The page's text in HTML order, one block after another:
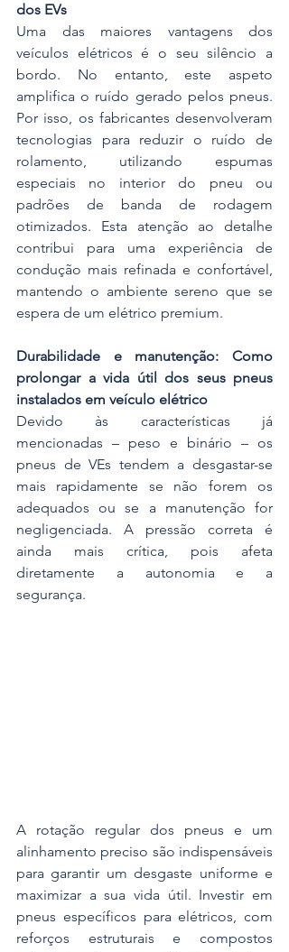
dos EVs
Uma das maiores vantagens dos
veículos elétricos é o seu silêncio a
bordo. No entanto, este aspeto
amplifica o ruído gerado pelos pneus.
Por isso, os fabricantes desenvolveram
tecnologias para reduzir o ruído de
rolamento, utilizando espumas
especiais no interior do pneu ou
padrões de banda de rodagem
otimizados. Esta atenção ao detalhe
contribui para uma experiência de
condução mais refinada e confortável,
mantendo o ambiente sereno que se
espera de um elétrico premium.
Durabilidade e manutenção: Como
prolongar a vida útil dos seus pneus
instalados em veículo elétrico
Devido às características já
mencionadas – peso e binário – os
pneus de VEs tendem a desgastar-se
mais rapidamente se não forem os
adequados ou se a manutenção for
negligenciada. A pressão correta é
ainda mais crítica, pois afeta
diretamente a autonomia e a
segurança.
A rotação regular dos pneus e um
alinhamento preciso são indispensáveis
para garantir um desgaste uniforme e
maximizar a sua vida útil. Investir em
pneus específicos para elétricos, com
reforços estruturais e compostos